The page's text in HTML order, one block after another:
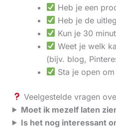
Heb je een
Heb je de
Kun je 30
Weet je welk
(bijv. blog,
Sta je open
Veelgestelde vragen
Moet ik mezelf laten
Is het nog interessant